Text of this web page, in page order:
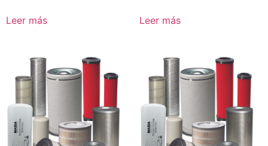
Leer más Leer más